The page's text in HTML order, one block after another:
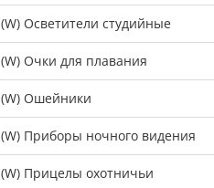
(W) Осветители студийные
(W) Очки для плавания
(W) Ошейники
(W) Приборы ночного видения
(W) Прицелы охотничьи